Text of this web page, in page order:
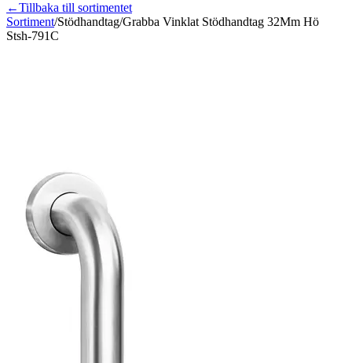
←Tillbaka till sortimentet
Sortiment/Stödhandtag/Grabba Vinklat Stödhandtag 32Mm Hö
Stsh-791C